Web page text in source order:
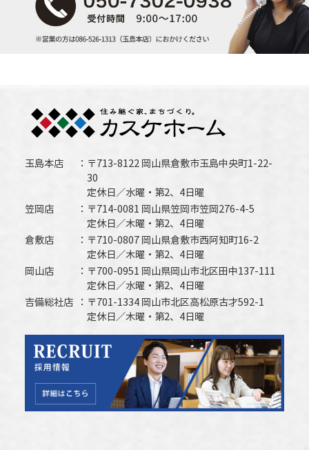
玉島本店
〒713-8122 岡山県倉敷市玉島中央町1-22-
30
定休日／水曜・第2、4日曜
笠岡店
〒714-0081 岡山県笠岡市笠岡276-4-5
定休日／木曜・第2、4日曜
倉敷店
〒710-0807 岡山県倉敷市西阿知町16-2
定休日／木曜・第2、4日曜
岡山店
〒700-0951 岡山県岡山市北区田中137-111
定休日／水曜・第2、4日曜
吉備総社店
〒701-1334 岡山市北区高松原古才592-1
定休日／木曜・第2、4日曜